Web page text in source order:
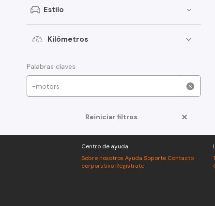
Foton
American Motors
Estilo
Kilómetros
Palabras claves
Reiniciar filtros
Centro de ayuda
Sobre nosotros Ayuda Soporte Contacto
corporativo Regístrate